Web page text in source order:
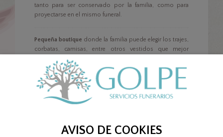
tanto para ser conservado por la familia, como para
proyectarse en el mismo funeral.
Pequeña boutique donde la familia puede elegir los trajes,
corbatas, camisas, entre otros vestidos que mejor
presentación puedan darle al difunto.
AVISO DE COOKIES